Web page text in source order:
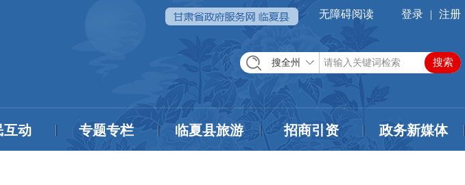
无障碍阅读 登录 | 注册
搜全州
互动 专题专栏 临夏县旅游 招商引资 政务新媒体